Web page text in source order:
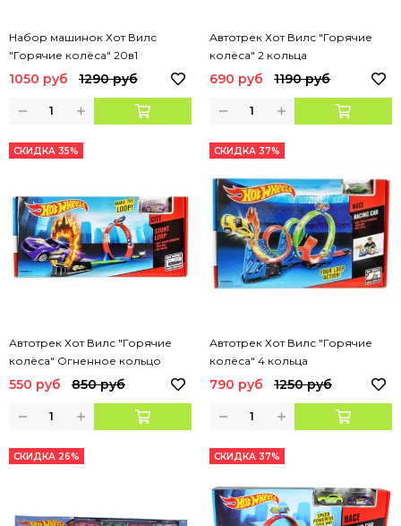
Набор машинок Хот Вилс
"Горячие колёса" 20в1
1050 руб 1290 руб
Автотрек Хот Вилс "Горячие
колёса" 2 кольца
690 руб 1190 руб
СКИДКА 35%
Автотрек Хот Вилс "Горячие
колёса" Огненное кольцо
550 руб 850 руб
СКИДКА 37%
Автотрек Хот Вилс "Горячие
колёса" 4 кольца
790 руб 1250 руб
СКИДКА 26% СКИДКА 37%